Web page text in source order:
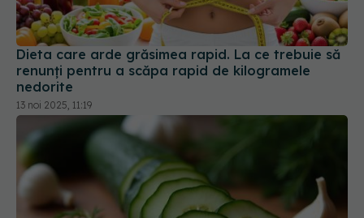
Dieta care arde grăsimea rapid. La ce trebuie să
renunți pentru a scăpa rapid de kilogramele
nedorite
13 noi 2025, 11:19